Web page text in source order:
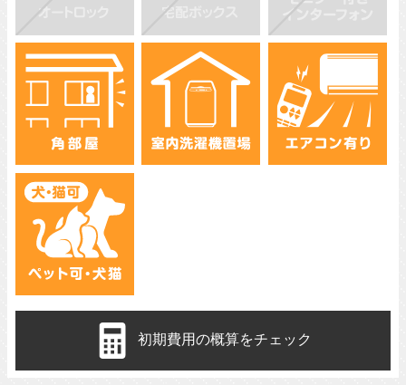
初期費用の概算をチェック